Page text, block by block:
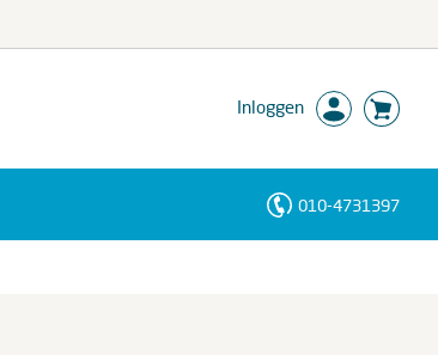
Inloggen
010-4731397